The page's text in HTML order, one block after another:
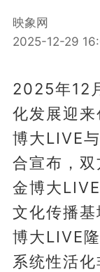
映象网
2025-12-29
2025年12
化发展迎
博大LIVE
合宣布，
金博大
文化传播
博大LIVE
系统性活